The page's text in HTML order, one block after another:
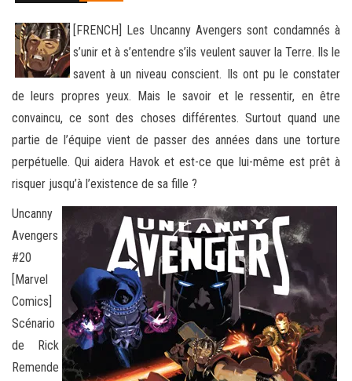
[FRENCH] Les Uncanny Avengers sont condamnés à
s’unir et à s’entendre s’ils veulent sauver la Terre. Ils le
savent à un niveau conscient. Ils ont pu le constater
de leurs propres yeux. Mais le savoir et le ressentir, en être
convaincu, ce sont des choses différentes. Surtout quand une
partie de l’équipe vient de passer des années dans une torture
perpétuelle. Qui aidera Havok et est-ce que lui-même est prêt à
risquer jusqu’à l’existence de sa fille ?
Uncanny
Avengers
#20
[Marvel
Comics]
Scénario
de Rick
Remende